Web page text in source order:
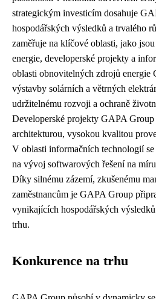
strategickým investicím dosahuje
hospodářských výsledků a trvalého
zaměřuje na klíčové oblasti, jako
energie, developerské projekty a
oblasti obnovitelných zdrojů energie
výstavby solárních a větrných
udržitelnému rozvoji a ochraně
Developerské projekty GAPA
architekturou, vysokou kvalitou
V oblasti informačních technologií
na vývoj softwarových řešení na
Díky silnému zázemí, zkušenému
zaměstnancům je GAPA Group
vynikajících hospodářských
trhu.
Konkurence na trhu